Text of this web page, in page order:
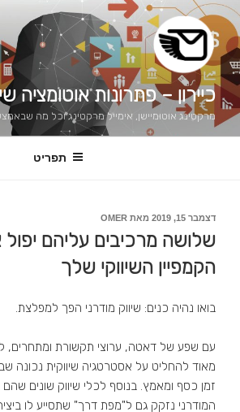
דילוג
לתוכן
כיירון – פתרונות אוטומציה
מרקטינג אוטומיישן, אימייל מרקטינג וכל מה
תפריט
פורסם
ב
דצמבר 15, 2019 מאת OMER
שלושה מרכיבים עליהם יפול
הקמפיין השיווקי שלך
בואו נהיה כנים: שיווק מודרני הפך למפלצת.
עם שפע של דאטה, ערוצי תקשורת ומתחרים,
מאוד להחליט על אסטרטגיה שיווקית נכונה
זמן כסף ומאמץ. בנוסף לכלי שיווק שונים
המודרני נזקק גם ל"מפת דרך" שתסייע לו